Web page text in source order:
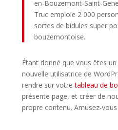
en-Bouzemont-Saint-
Truc emploie 2 000
sortes de bidules super
bouzemontoise.
Étant donné que vous êtes
nouvelle utilisatrice de
rendre sur votretableau de
présente page, et créer de
propre contenu. Amusez-vous